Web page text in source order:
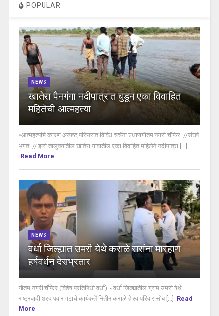
POPULAR
NEWS
खातेरा पैनगंगा नदीपात्रात बुडून एका विवाहित
महिलेची आत्महत्या
•आत्महत्यांचे कारण अस्पष्ट,परिसरात विविध चर्चेंना उधाणगौतम नगरी चौफेर //संघर्ष
भगत // झरी तालुक्यातील खातेरा गावातील एका विवाहित महिलेने नदीपात्रा [...]
Read More
NEWS
वर्धा जिल्ह्यात उमरी येथे कराळे सरांना मारहाण
हर्षवर्धन देसभ्रतार
गौतम नगरी चौफेर (विशेष प्रतिनिधी वर्धा) :- वर्धा जिल्ह्यातील ग्राम उमरी येथे
राष्ट्रवादी शरद पवार गटाचे कार्यकर्ते नितीन कराळे हे स्व परिवारासोब [...]
Read
More